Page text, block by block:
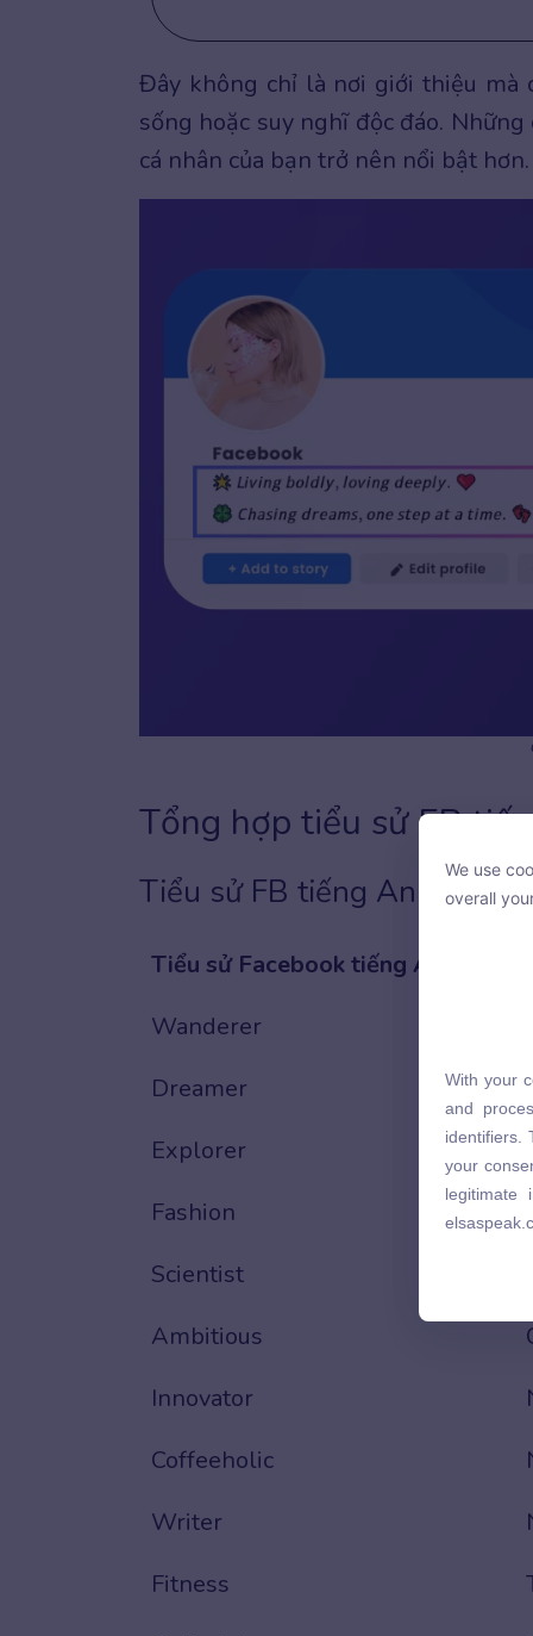
Đây không chỉ là nơi giới thiệu mà
sống hoặc suy nghĩ độc đáo.
cá nhân của bạn trở nên nổi bật hơn.
Tổng hợp tiểu sử FB
Tiểu sử FB tiếng Anh hay 1
Tiểu sử Facebook tiếng Anh hay
Wanderer
Dreamer
Explorer
Fashion
Scientist
Ambitious
Innovator
Coffeeholic
Writer
Fitness
overall
and
We use
overall
With your
and
identifiers.
your